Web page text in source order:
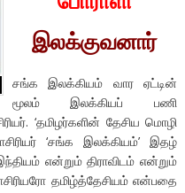
இலக்குவனார்
சங்க இலக்கியம் வார ஏட்டின்
மூலம் இலக்கியப் பணி
‘தமிழர்களின் தேசிய மொழி
‘சங்க இலக்கியம்’ இதழ்
என்றும் திராவிடம் என்றும்
தமிழ்த்தேசியம் என்பதை